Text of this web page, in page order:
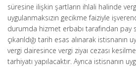
süresine ilişkin şartların ihlali halinde
uygulanmaksızın gecikme faiziyle
durumda hizmet erbabı tarafından pay
çıkarıldığı tarih esas alınarak istisnanın
vergi dairesince vergi ziyaı cezası
tarhiyatı yapılacaktır. Ayrıca istisnanın